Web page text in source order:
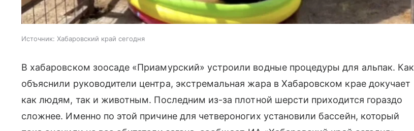
Источник: Хабаровский край сегодня
В хабаровском зоосаде «Приамурский» устроили водные процедуры для альпак. Как
объяснили руководители центра, экстремальная жара в Хабаровском крае докучает
как людям, так и животным. Последним из-за плотной шерсти приходится гораздо
сложнее. Именно по этой причине для четвероногих установили бассейн, который